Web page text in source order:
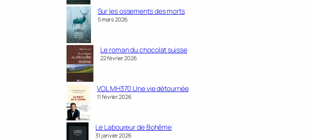
Sur les ossements des morts
5 mars 2026
Le roman du chocolat suisse
22 février 2026
VOL MH370 Une vie détournée
11 février 2026
Le Laboureur de Bohême
31 janvier 2026